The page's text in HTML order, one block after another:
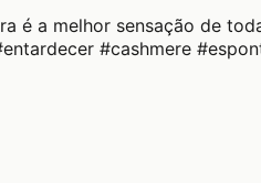
é a melhor sensação de
#cashmere